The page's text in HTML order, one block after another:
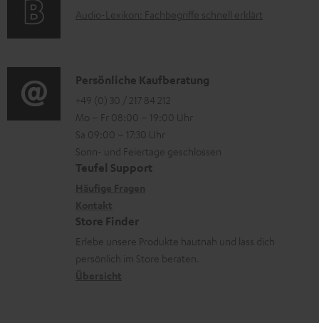
e
n
m
V
e
r
s
n
d
i
e
n
z
u
r
a
r
a
t
g
e
r
ä
t
ü
c
A
i
o
-
L
e
k
o
Audio-Lexikon: Fachbegriffe schnell erklärt
K
o
n
t
a
d
a
Persönliche Kaufberatung
+49 (0) 30 / 217 84 212
Mo – Fr 08:00 – 19:00 Uhr
Sa 09:00 – 17:30 Uhr
Sonn- und Feiertage geschlossen
Teufel Support
Store Finder
Erlebe unsere Produkte hautnah und lass dich
persönlich im Store beraten.